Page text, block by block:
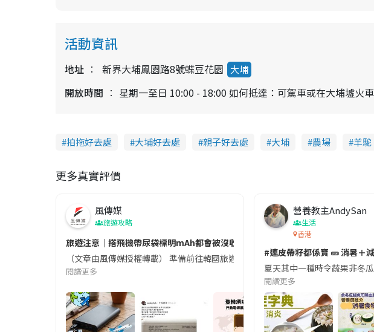
活動資訊
地址 新界大埔鳳園路8號蝶豆花園 大埔
開放時間 星期一至日 10:00 - 18:00 如何抵達：可駕車或在大埔墟火
拍拖好去處 大埔好去處 親子好去處 大埔 農場 羊駝
更多真實評價
風傳媒
旅遊攻略
旅遊注意｜搭飛機帶尿袋標明mAh都會被沒收😱出發前切記檢查「1標示」🚨
（文章由風傳媒授權轉載） 準備前往韓國旅遊的民眾，近期要特別留意隨身行
閱讀更多
營養教主AndySan
生活
香港
#連皮帶籽都係寶 🥒 消暑＋
夏天其中一種時令蔬果非冬
閱讀更多